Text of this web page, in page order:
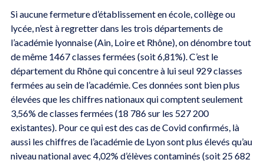
Si aucune fermeture d’établissement en école, collège ou
lycée, n’est à regretter dans les trois départements de
l’académie lyonnaise (Ain, Loire et Rhône), on dénombre tout
de même 1467 classes fermées (soit 6,81%). C’est le
département du Rhône qui concentre à lui seul 929 classes
fermées au sein de l’académie. Ces données sont bien plus
élevées que les chiffres nationaux qui comptent seulement
3,56% de classes fermées (18 786 sur les 527 200
existantes). Pour ce qui est des cas de Covid confirmés, là
aussi les chiffres de l’académie de Lyon sont plus élevés qu’au
niveau national avec 4,02% d’élèves contaminés (soit 25 682